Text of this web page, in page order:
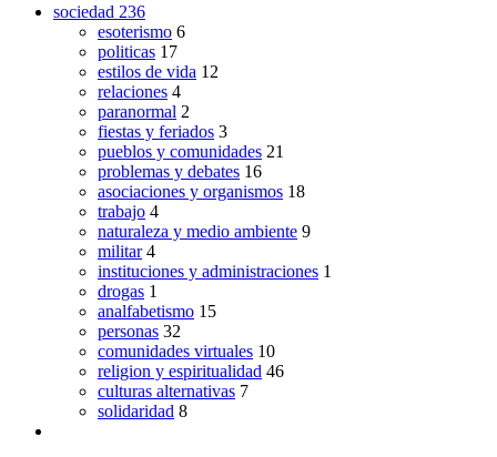
sociedad 236
esoterismo 6
politicas 17
estilos de vida 12
relaciones 4
paranormal 2
fiestas y feriados 3
pueblos y comunidades 21
problemas y debates 16
asociaciones y organismos 18
trabajo 4
naturaleza y medio ambiente 9
militar 4
instituciones y administraciones 1
drogas 1
analfabetismo 15
personas 32
comunidades virtuales 10
religion y espiritualidad 46
culturas alternativas 7
solidaridad 8